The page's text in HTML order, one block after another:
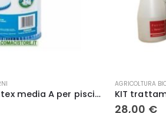
Cartuccia filtro Intex media A per piscina 29002
AGRICOLTURA
28,00 €